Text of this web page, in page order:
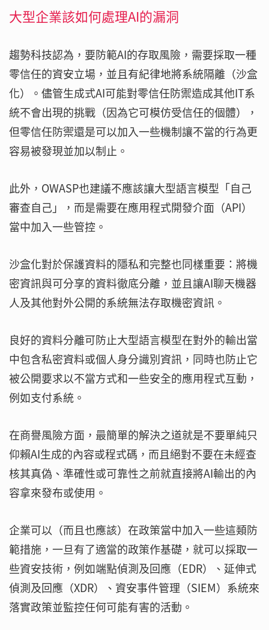
大型企業該如何處理AI的漏洞
趨勢科技認為，要防範AI的存取風險，需要採取一種
零信任的資安立場，並且有紀律地將系統隔離（沙盒
化）。儘管生成式AI可能對零信任防禦造成其他IT系
統不會出現的挑戰（因為它可模仿受信任的個體），
但零信任防禦還是可以加入一些機制讓不當的行為更
容易被發現並加以制止。
此外，OWASP也建議不應該讓大型語言模型「自己
審查自己」，而是需要在應用程式開發介面（API）
當中加入一些管控。
沙盒化對於保護資料的隱私和完整也同樣重要：將機
密資訊與可分享的資料徹底分離，並且讓AI聊天機器
人及其他對外公開的系統無法存取機密資訊。
良好的資料分離可防止大型語言模型在對外的輸出當
中包含私密資料或個人身分識別資訊，同時也防止它
被公開要求以不當方式和一些安全的應用程式互動，
例如支付系統。
在商譽風險方面，最簡單的解決之道就是不要單純只
仰賴AI生成的內容或程式碼，而且絕對不要在未經查
核其真偽、準確性或可靠性之前就直接將AI輸出的內
容拿來發布或使用。
企業可以（而且也應該）在政策當中加入一些這類防
範措施，一旦有了適當的政策作基礎，就可以採取一
些資安技術，例如端點偵測及回應（EDR）、延伸式
偵測及回應（XDR）、資安事件管理（SIEM）系統來
落實政策並監控任何可能有害的活動。